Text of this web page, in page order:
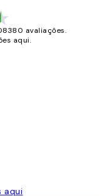
avaliações.
aqui.
aqui